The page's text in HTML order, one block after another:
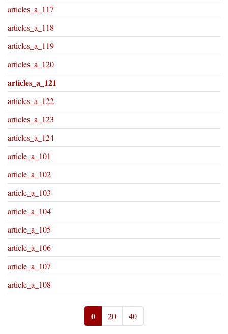
articles_a_117
articles_a_118
articles_a_119
articles_a_120
articles_a_121
articles_a_122
articles_a_123
articles_a_124
article_a_101
article_a_102
article_a_103
article_a_104
article_a_105
article_a_106
article_a_107
article_a_108
0 20 40